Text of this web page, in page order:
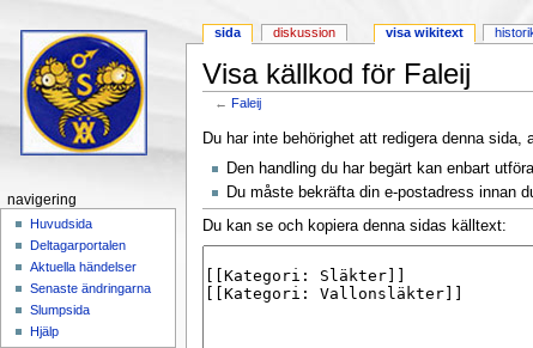
Visa källkod för Faleij
←Faleij
Du har inte behörighet att redigera denna sida,
Den handling du har begärt kan enbart
Du måste bekräfta din e-postadress innan
Du kan se och kopiera denna sidas källtext:
sida diskussion visa wikitext
navigering
Huvudsida
Deltagarportalen
Aktuella händelser
Senaste ändringarna
Slumpsida
Hjälp